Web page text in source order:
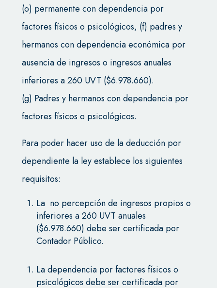
(o) permanente con dependencia por
factores físicos o psicológicos, (f) padres y
hermanos con dependencia económica por
ausencia de ingresos o ingresos anuales
inferiores a 260 UVT ($6.978.660).
(g) Padres y hermanos con dependencia por
factores físicos o psicológicos.
Para poder hacer uso de la deducción por
dependiente la ley establece los siguientes
requisitos:
La no percepción de ingresos propios o
inferiores a 260 UVT anuales
($6.978.660) debe ser certificada por
Contador Público.
La dependencia por factores físicos o
psicológicos debe ser certificada por